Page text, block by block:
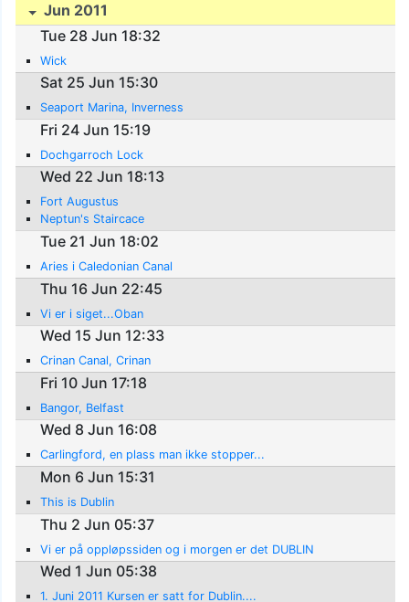
Jun 2011
Tue 28 Jun 18:32
Wick
Sat 25 Jun 15:30
Seaport Marina, Inverness
Fri 24 Jun 15:19
Dochgarroch Lock
Wed 22 Jun 18:13
Fort Augustus
Neptun's Staircace
Tue 21 Jun 18:02
Aries i Caledonian Canal
Thu 16 Jun 22:45
Vi er i siget...Oban
Wed 15 Jun 12:33
Crinan Canal, Crinan
Fri 10 Jun 17:18
Bangor, Belfast
Wed 8 Jun 16:08
Carlingford, en plass man ikke stopper...
Mon 6 Jun 15:31
This is Dublin
Thu 2 Jun 05:37
Vi er på oppløpssiden og i morgen er det DUBLIN
Wed 1 Jun 05:38
1. Juni 2011 Kursen er satt for Dublin....